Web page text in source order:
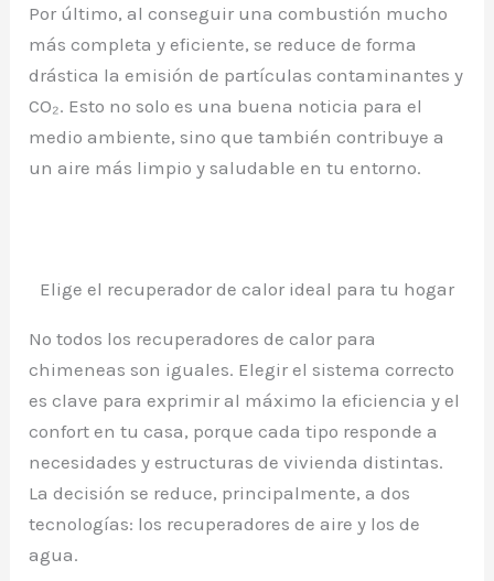
Por último, al conseguir una combustión mucho
más completa y eficiente, se reduce de forma
drástica la emisión de partículas contaminantes y
CO₂. Esto no solo es una buena noticia para el
medio ambiente, sino que también contribuye a
un aire más limpio y saludable en tu entorno.
Elige el recuperador de calor ideal para tu hogar
No todos los recuperadores de calor para
chimeneas son iguales. Elegir el sistema correcto
es clave para exprimir al máximo la eficiencia y el
confort en tu casa, porque cada tipo responde a
necesidades y estructuras de vivienda distintas.
La decisión se reduce, principalmente, a dos
tecnologías: los recuperadores de aire y los de
agua.